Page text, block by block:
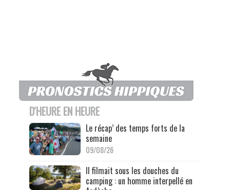
D'HEURE EN HEURE
Le récap’ des temps forts de la
semaine
09/08/26
Il filmait sous les douches du
camping : un homme interpellé en